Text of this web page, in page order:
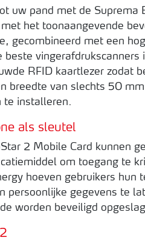
uw pand met de Suprema
het toonaangevende
gecombineerd met een
beste
RFID kaartlezer zodat
breedte van slechts 50
te installeren.
als sleutel
2 Mobile Card kunnen
om toegang te
hoeven gebruikers
persoonlijke gegevens te
worden beveiligd